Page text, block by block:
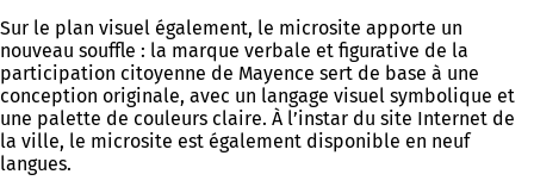
Sur le plan visuel également, le microsite apporte un
nouveau souffle : la marque verbale et figurative de la
participation citoyenne de Mayence sert de base à une
conception originale, avec un langage visuel symbolique et
une palette de couleurs claire. À l’instar du site Internet de
la ville, le microsite est également disponible en neuf
langues.